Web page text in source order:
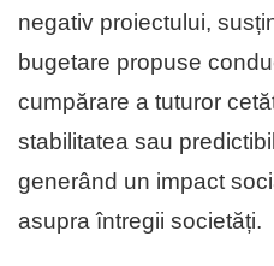
negativ proiectului,
bugetare propuse
cumpărare a tuturor
stabilitatea sau
generând un impact
asupra întregii societăți.